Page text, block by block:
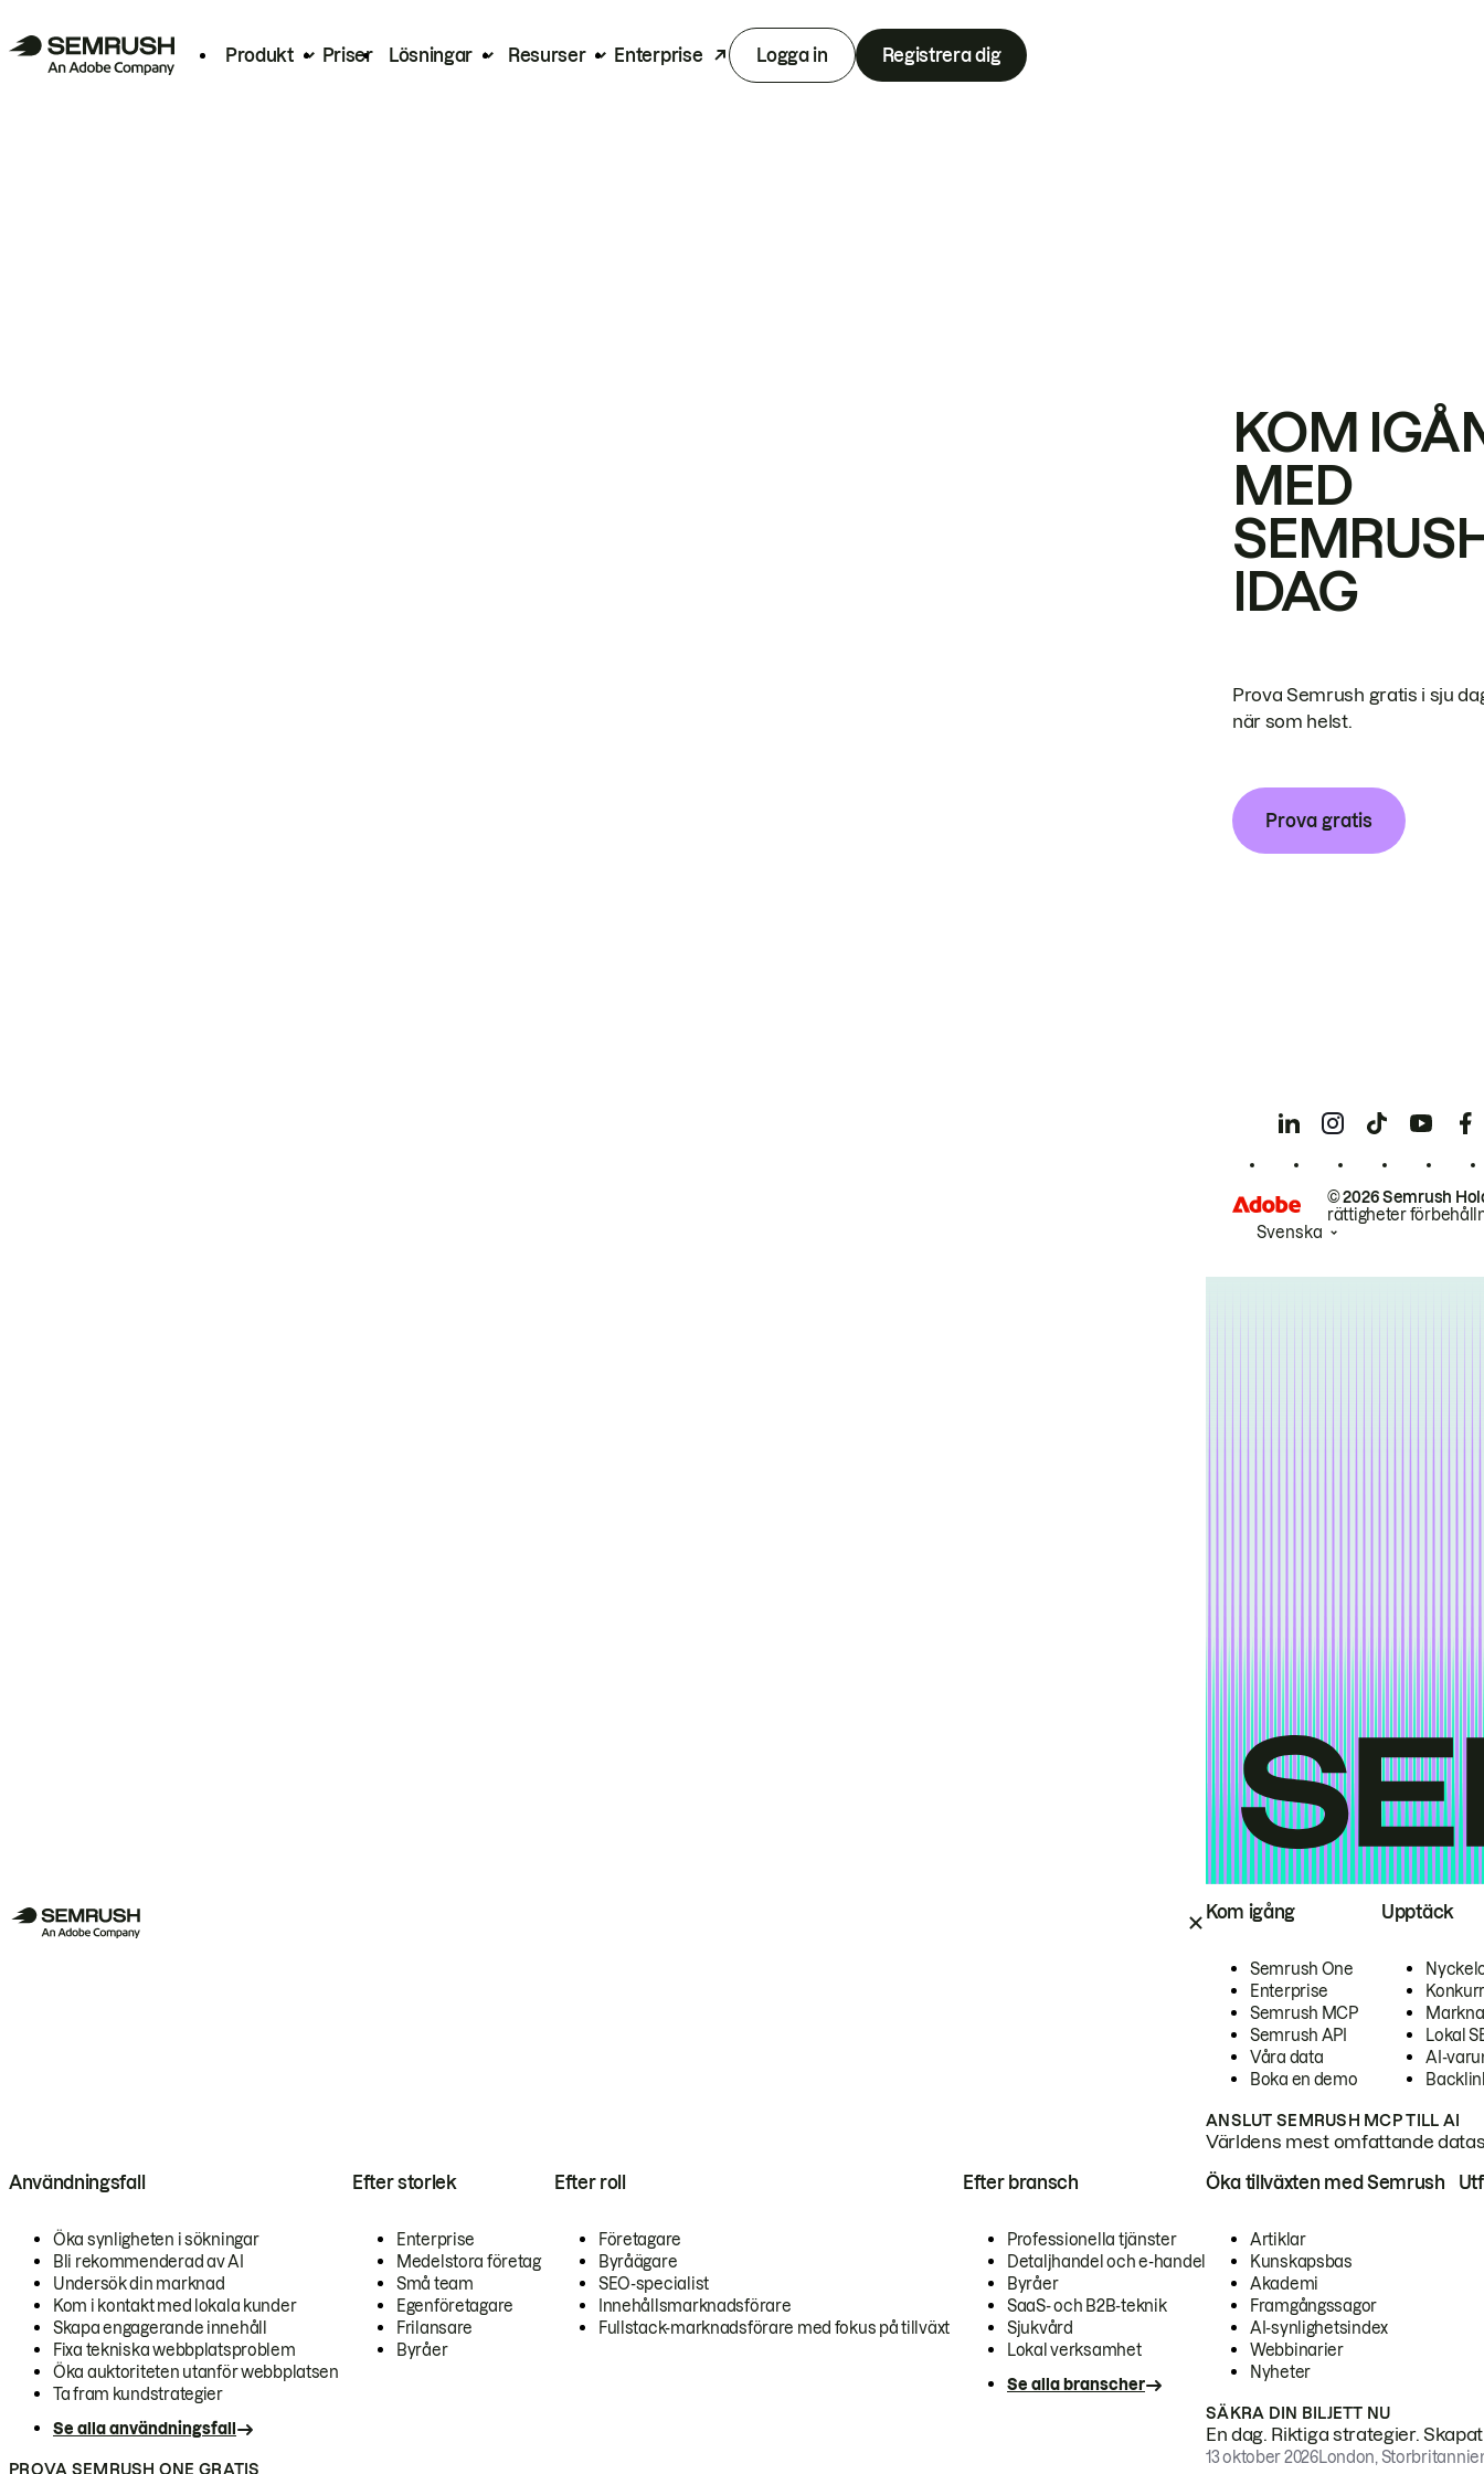
Produkt Priser Lösningar Resurser Enterprise Logga in Registrera dig
Kom igång
Semrush One
Enterprise
Semrush MCP
Semrush API
Våra data
Boka en demo
Upptäck
Lokal
AI-
ANSLUT SEMRUSH MCP TILL AI
Världens mest omfattande
Användningsfall
Öka synligheten i sökningar
Bli rekommenderad av AI
Undersök din marknad
Kom i kontakt med lokala kunder
Skapa engagerande innehåll
Fixa tekniska webbplatsproblem
Öka auktoriteten utanför webbplatsen
Ta fram kundstrategier
Se alla användningsfall
Efter storlek
Enterprise
Medelstora företag
Små team
Egenföretagare
Frilansare
Byråer
Efter roll
Företagare
Byråägare
SEO-specialist
Innehållsmarknadsförare
Fullstack-marknadsförare med fokus på tillväxt
Efter bransch
Professionella tjänster
Detaljhandel och e-handel
Byråer
SaaS- och B2B-teknik
Sjukvård
Lokal verksamhet
Se alla branscher
PROVA SEMRUSH ONE GRATIS
Öka tillväxten med Semrush
Artiklar
Kunskapsbas
Akademi
Framgångssagor
AI-synlighetsindex
Webbinarier
Nyheter
SÄKRA DIN BILJETT NU
En dag. Riktiga strategier.
13 oktober 2026London,
KOM
MED
IDAG
Prova Semrush gratis i sju
när som helst.
Prova gratis
© 2026 Semrush
rättigheter
Svenska